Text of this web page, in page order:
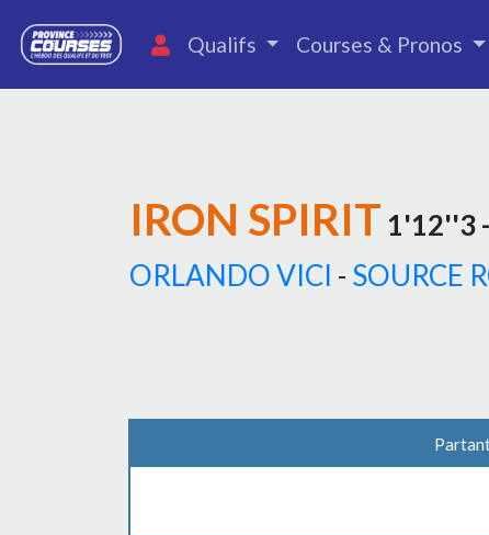
Qualifs Courses & Pronos
IRON SPIRIT 1'12''3
ORLANDO VICI - SOURCE